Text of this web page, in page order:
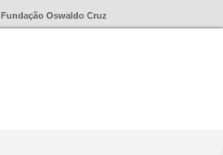
Fundação Oswaldo Cruz